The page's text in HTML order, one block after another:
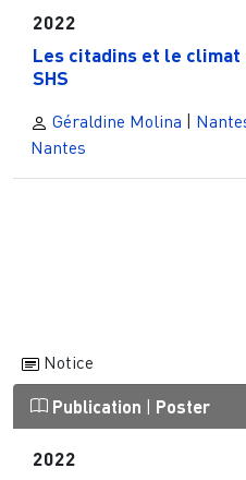
2022
Les citadins et le
SHS
Géraldine Molina |
Nantes
Notice
Publication | Poster
2022